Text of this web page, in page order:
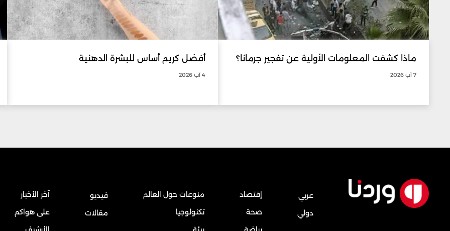
ماذا كشفت المعلومات الأولية عن تفجير جرمانا؟
7 آب 2026
أفضل كريم أساس للبشرة الدهنية
4 آب 2026
عربي
دولي
إقتصاد
صحة
منوعات حول العالم
تكنولوجيا
فيديو
مقالات
آخر الأخبار
على هواكم